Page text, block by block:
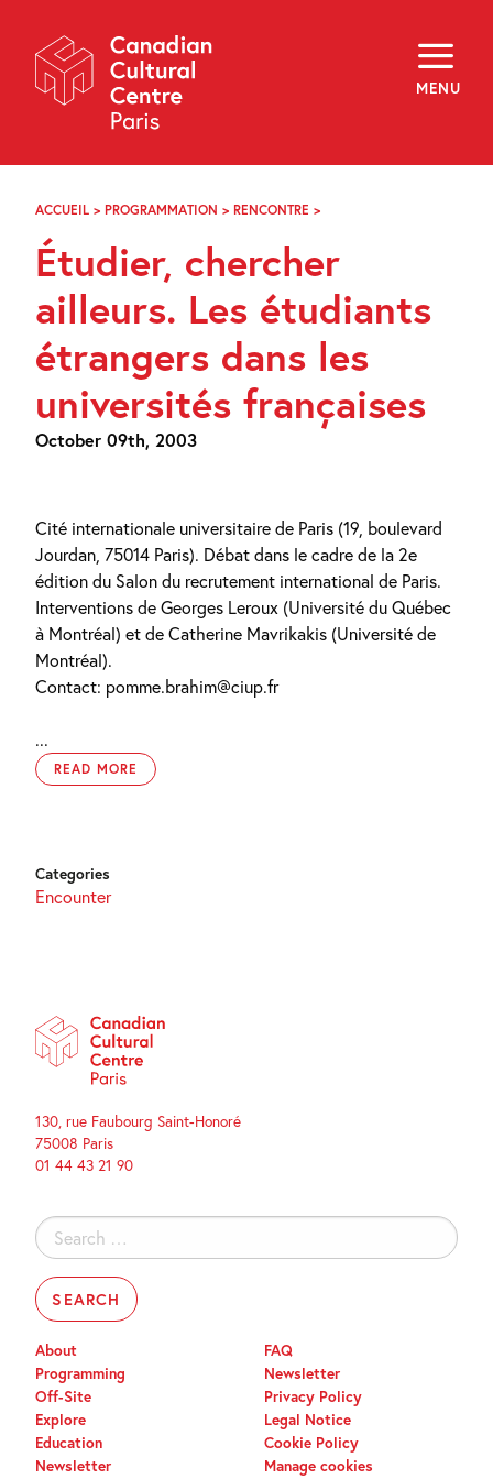
Navigation
MENU
About
Programming
Off-Site
Explore
Archives
i y
ACCUEIL > PROGRAMMATION > RENCONTRE >
LES
ÉTRANGERS
DANS
LES
UNIVERSITÉS
FRANÇAISES
Étudier, chercher
ailleurs. Les étudiants
étrangers dans les
universités françaises
October 09th, 2003
Cité internationale universitaire de Paris (19, boulevard
Jourdan, 75014 Paris). Débat dans le cadre de la 2e
édition du Salon du recrutement international de Paris.
Interventions de Georges Leroux (Université du Québec
à Montréal) et de Catherine Mavrikakis (Université de
Montréal).
Contact: pomme.brahim@ciup.fr
...
READ MORE
Categories
Encounter
130, rue Faubourg Saint-Honoré
75008 Paris
01 44 43 21 90
Search
for:
About
Programming
Off-Site
Explore
Education
Newsletter
FAQ
Newsletter
Privacy Policy
Legal Notice
Cookie Policy
Manage cookies